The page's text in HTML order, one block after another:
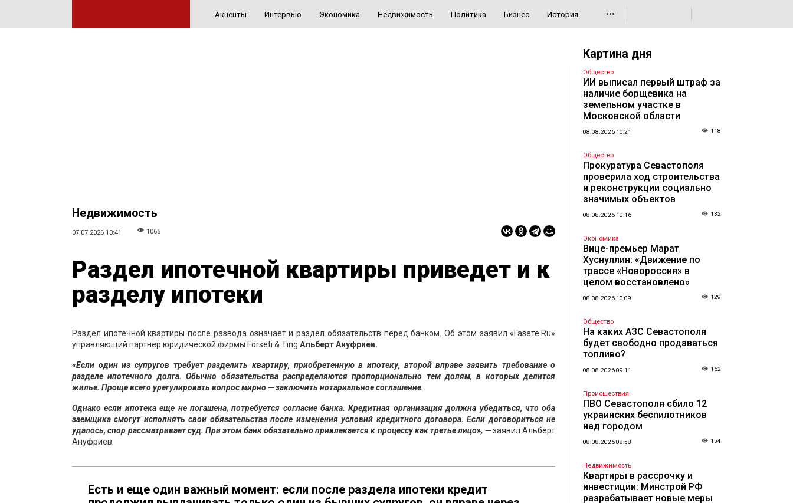
Акценты Интервью Экономика Недвижимость Политика Бизнес История •••
Недвижимость
07.07.2026 10:41 1065
Раздел ипотечной квартиры приведет и к
разделу ипотеки
Раздел ипотечной квартиры после развода означает и раздел обязательств перед банком. Об этом заявил «Газете.Ru»
управляющий партнер юридической фирмы Forseti & Ting Альберт Ануфриев.
«Если один из супругов требует разделить квартиру, приобретенную в ипотеку, второй вправе заявить требование о
разделе ипотечного долга. Обычно обязательства распределяются пропорционально тем долям, в которых делится
жилье. Проще всего урегулировать вопрос мирно — заключить нотариальное соглашение.
Однако если ипотека еще не погашена, потребуется согласие банка. Кредитная организация должна убедиться, что оба
заемщика смогут исполнять свои обязательства после изменения условий кредитного договора. Если договориться не
удалось, спор рассматривает суд. При этом банк обязательно привлекается к процессу как третье лицо», —заявил Альберт
Ануфриев.
Есть и еще один важный момент: если после раздела ипотеки кредит
Картина дня
Общество
ИИ выписал первый штраф за
наличие борщевика на
земельном участке в
Московской области
08.08.2026 10:21 118
Общество
Прокуратура Севастополя
проверила ход строительства
и реконструкции социально
значимых объектов
08.08.2026 10:16 132
Экономика
Вице-премьер Марат
Хуснуллин: «Движение по
трассе «Новороссия» в
целом восстановлено»
08.08.2026 10:09 129
Общество
На каких АЗС Севастополя
будет свободно продаваться
топливо?
08.08.2026 09:11 162
Происшествия
ПВО Севастополя сбило 12
украинских беспилотников
над городом
08.08.2026 08:58 154
Недвижимость
Квартиры в рассрочку и
инвестиции: Минстрой РФ
разрабатывает новые меры